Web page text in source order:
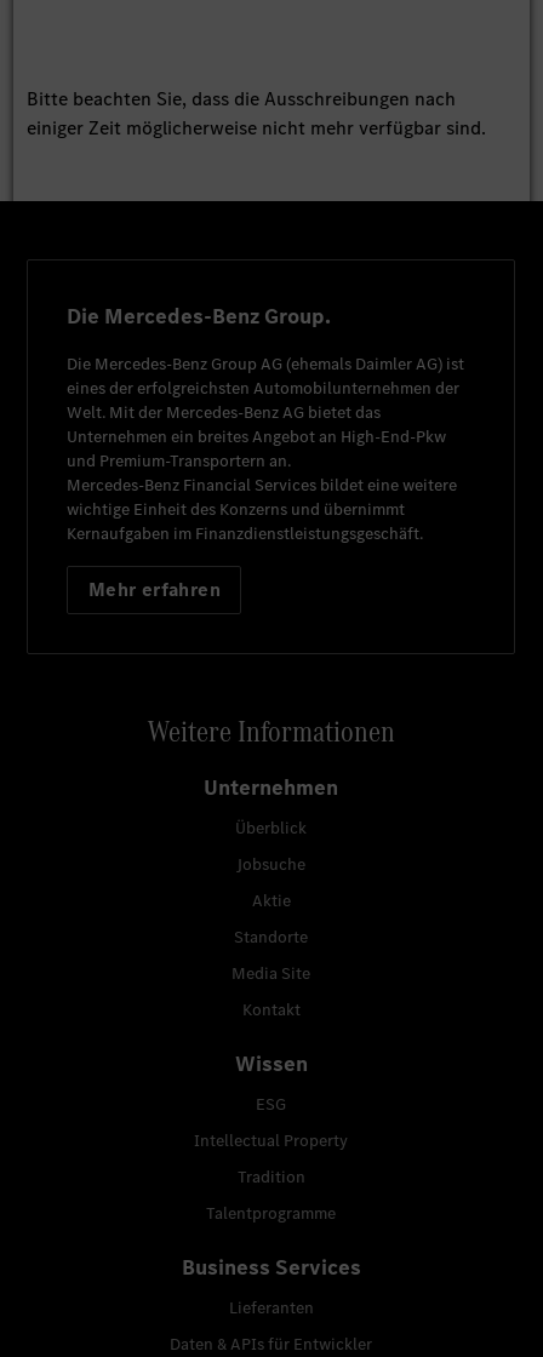
Bitte beachten Sie, dass die Ausschreibungen nach
einiger Zeit möglicherweise nicht mehr verfügbar sind.
Die Mercedes-Benz Group.
Die Mercedes-Benz Group AG (ehemals Daimler AG) ist
eines der erfolgreichsten Automobilunternehmen der
Welt. Mit der Mercedes-Benz AG bietet das
Unternehmen ein breites Angebot an High-End-Pkw
und Premium-Transportern an.
Mercedes-Benz Financial Services bildet eine weitere
wichtige Einheit des Konzerns und übernimmt
Kernaufgaben im Finanzdienstleistungsgeschäft.
Mehr erfahren
Weitere Informationen
Unternehmen
Überblick
Jobsuche
Aktie
Standorte
Media Site
Kontakt
Wissen
ESG
Intellectual Property
Tradition
Talentprogramme
Business Services
Lieferanten
Daten & APIs für Entwickler